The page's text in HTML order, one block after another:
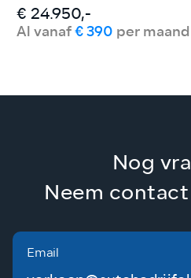
€ 24.950,-
Al vanaf€ 390 per maand
Nog
Neem
Email